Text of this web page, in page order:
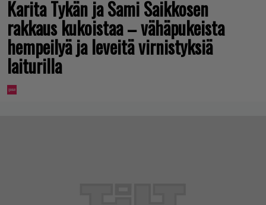
Karita Tykän ja Sami Saikkosen
rakkaus kukoistaa – vähäpukeista
hempeilyä ja leveitä virnistyksiä
laiturilla